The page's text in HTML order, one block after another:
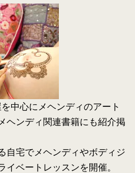
中心にメヘンディのアート
ヘンディ関連書籍にも紹介掲
自宅でメヘンディやボディジ
イベートレッスンを開催。